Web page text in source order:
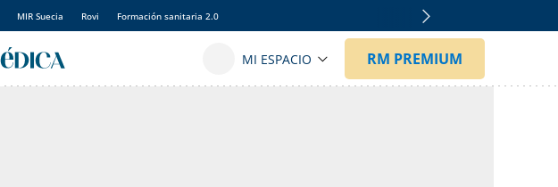
MIR Suecia Rovi Formación sanitaria 2.0